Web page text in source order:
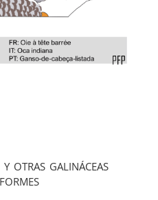
y otras galináceas